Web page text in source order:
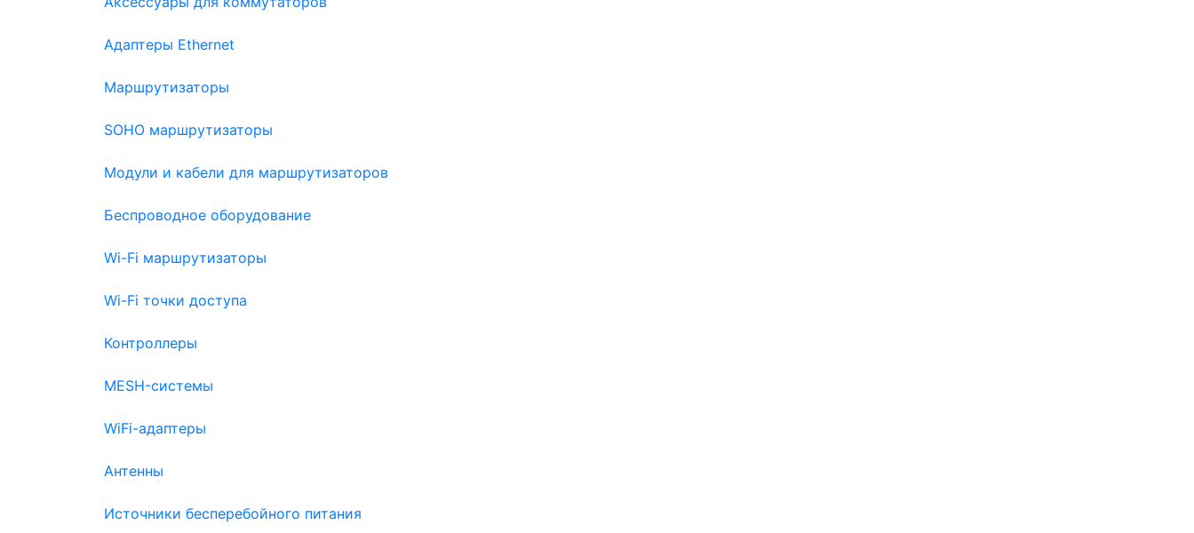
Адаптеры Ethernet
Маршрутизаторы
SOHO маршрутизаторы
Модули и кабели для маршрутизаторов
Беспроводное оборудование
Wi-Fi маршрутизаторы
Wi-Fi точки доступа
Контроллеры
MESH-системы
WiFi-адаптеры
Антенны
Источники бесперебойного питания